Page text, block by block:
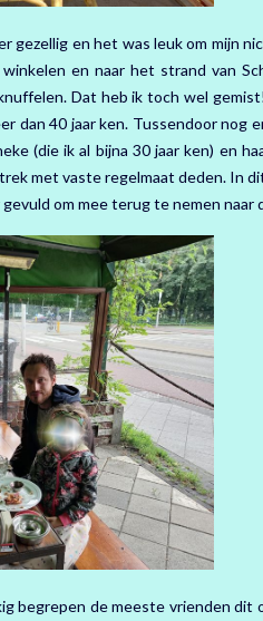
gezellig en het was leuk om mijn
en naar het strand van
Dat heb ik toch wel
dan 40 jaar ken. Tussendoor nog
(die ik al bijna 30 jaar ken) en
met vaste regelmaat deden. In
om mee terug te nemen naar
begrepen de meeste vrienden dit